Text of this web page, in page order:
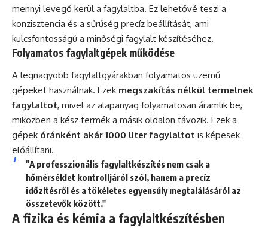
mennyi levegő kerül a fagylaltba. Ez lehetővé teszi a
konzisztencia és a sűrűség precíz beállítását, ami
kulcsfontosságú a minőségi fagylalt készítéséhez.
Folyamatos fagylaltgépek működése
A legnagyobb fagylaltgyárakban folyamatos üzemű
gépeket használnak. Ezek megszakítás nélkül termelnek
fagylaltot, mivel az alapanyag folyamatosan áramlik be,
miközben a kész termék a másik oldalon távozik. Ezek a
gépek óránként akár 1000 liter fagylaltot is képesek
előállítani.
"A professzionális fagylaltkészítés nem csak a
hőmérséklet kontrolljáról szól, hanem a precíz
időzítésről és a tökéletes egyensúly megtalálásáról az
összetevők között."
A fizika és kémia a fagylaltkészítésben